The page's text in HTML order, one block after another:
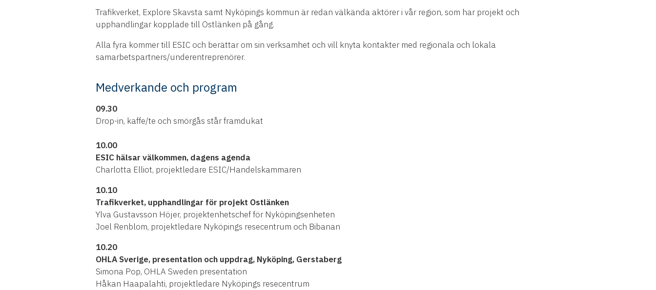
Trafikverket, Explore Skavsta samt Nyköpings kommun är redan välkända aktörer i vår region, som har projekt och
upphandlingar kopplade till Ostlänken på gång.
Alla fyra kommer till ESIC och berättar om sin verksamhet och vill knyta kontakter med regionala och lokala
samarbetspartners/underentreprenörer.
Medverkande och program
09.30
Drop-in, kaffe/te och smörgås står framdukat
10.00
ESIC hälsar välkommen, dagens agenda
Charlotta Elliot, projektledare ESIC/Handelskammaren
10.10
Trafikverket, upphandlingar för projekt Ostlänken
Ylva Gustavsson Höjer, projektenhetschef för Nyköpingsenheten
Joel Renblom, projektledare Nyköpings resecentrum och Bibanan
10.20
OHLA Sverige, presentation och uppdrag, Nyköping, Gerstaberg
Simona Pop, OHLA Sweden presentation
Håkan Haapalahti, projektledare Nyköpings resecentrum